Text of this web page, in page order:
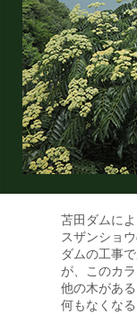
苫田ダムに
スザンショ
ダムの工事
が、このカ
他の木があ
何もなくな